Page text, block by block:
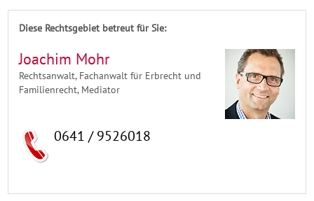
Diese Rechtsgebiet betreut für Sie:
Joachim Mohr
Rechtsanwalt, Fachanwalt für Erbrecht und
Familienrecht, Mediator
0641 / 9526018